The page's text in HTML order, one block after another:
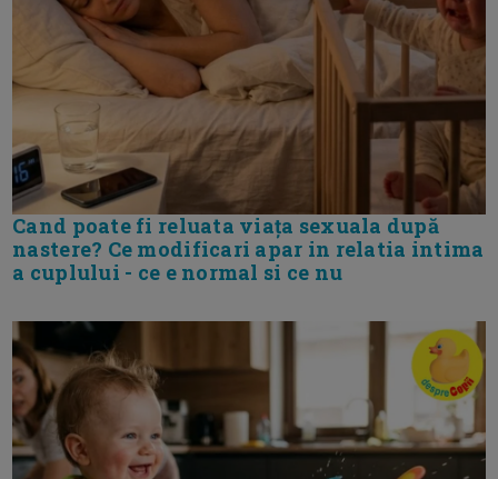
Cand poate fi reluata viața sexuala după
nastere? Ce modificari apar in relatia intima
a cuplului - ce e normal si ce nu